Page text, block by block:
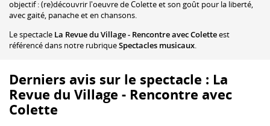
objectif : (re)découvrir l'oeuvre de Colette et son goût pour la liberté,
avec gaité, panache et en chansons.
Le spectacle La Revue du Village - Rencontre avec Coletteest
référencé dans notre rubriqueSpectacles musicaux.
Derniers avis sur le spectacle : La
Revue du Village - Rencontre avec
Colette